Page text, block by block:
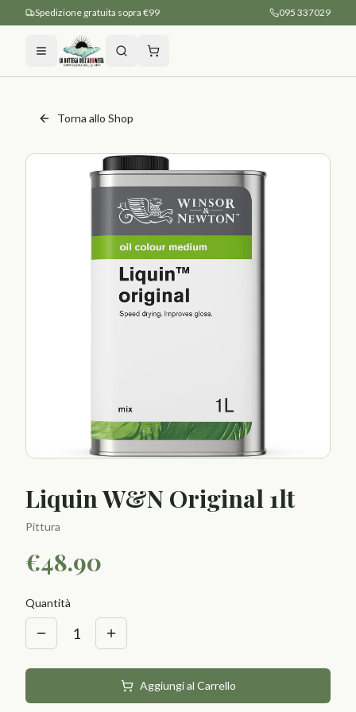
Spedizione gratuita sopra €99 095 337029
Torna allo Shop
Liquin W&N Original 1lt
Pittura
€48.90
Quantità
1
Aggiungi al Carrello